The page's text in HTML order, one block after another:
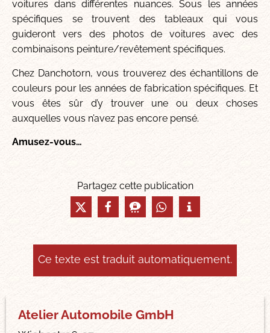
voitures dans différentes nuances. Sous les années
spécifiques se trouvent des tableaux qui vous
guideront vers des photos de voitures avec des
combinaisons peinture/revêtement spécifiques.
Chez Danchotorn, vous trouverez des échantillons de
couleurs pour les années de fabrication spécifiques. Et
vous êtes sûr d’y trouver une ou deux choses
auxquelles vous n’avez pas encore pensé.
Amusez-vous…
Partagez cette publication
Ce texte est traduit automatiquement.
Atelier Automobile GmbH